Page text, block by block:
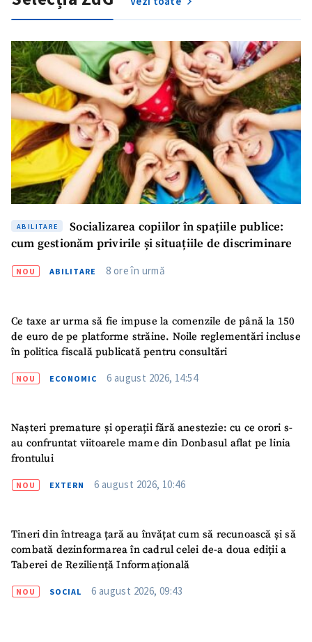
ABILITARE
Socializarea copiilor în spațiile publice:
cum gestionăm privirile și situațiile de discriminare
NOU ABILITARE 8 ore în urmă
Ce taxe ar urma să fie impuse la comenzile de până la 150
de euro de pe platforme străine. Noile reglementări incluse
în politica fiscală publicată pentru consultări
NOU ECONOMIC 6 august 2026, 14:54
Nașteri premature și operații fără anestezie: cu ce orori s-
au confruntat viitoarele mame din Donbasul aflat pe linia
frontului
NOU EXTERN 6 august 2026, 10:46
Tineri din întreaga țară au învățat cum să recunoască și să
combată dezinformarea în cadrul celei de-a doua ediții a
Taberei de Reziliență Informațională
NOU SOCIAL 6 august 2026, 09:43
CONTACT SURSĂ
Nume+ Numele meu
Email+ Emailul meu
Telefon
+ Telefon personal
Am citit și sunt de
acord cupolitica de
confidențialitate.
TRIMITE ȘTIREA